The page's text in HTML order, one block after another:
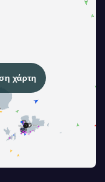
χάρτη